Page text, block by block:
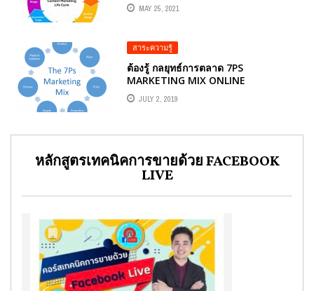
MAY 25, 2021
สาระความรู้
ต้องรู้ กลยุทธ์การตลาด 7PS
MARKETING MIX ONLINE
MARKETING
JULY 2, 2019
หลักสูตรเทคนิคการขายด้วย FACEBOOK
LIVE